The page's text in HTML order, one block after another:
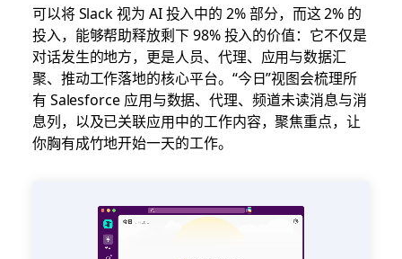
可以将 Slack 视为 AI 投入中的 2% 部分，而这 2% 的
投入，能够帮助释放剩下 98% 投入的价值：它不仅是
对话发生的地方，更是人员、代理、应用与数据汇
聚、推动工作落地的核心平台。“今日”视图会梳理所
有 Salesforce 应用与数据、代理、频道未读消息与消
息列，以及已关联应用中的工作内容，聚焦重点，让
你胸有成竹地开始一天的工作。